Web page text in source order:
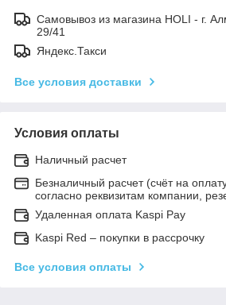
Самовывоз из магазина HOLI - г.
29/41
Яндекс.Такси
Все условия доставки
Условия оплаты
Наличный расчет
Безналичный расчет (счёт на
согласно реквизитам компании,
Удаленная оплата Kaspi Pay
Kaspi Red – покупки в рассрочку
Все условия оплаты